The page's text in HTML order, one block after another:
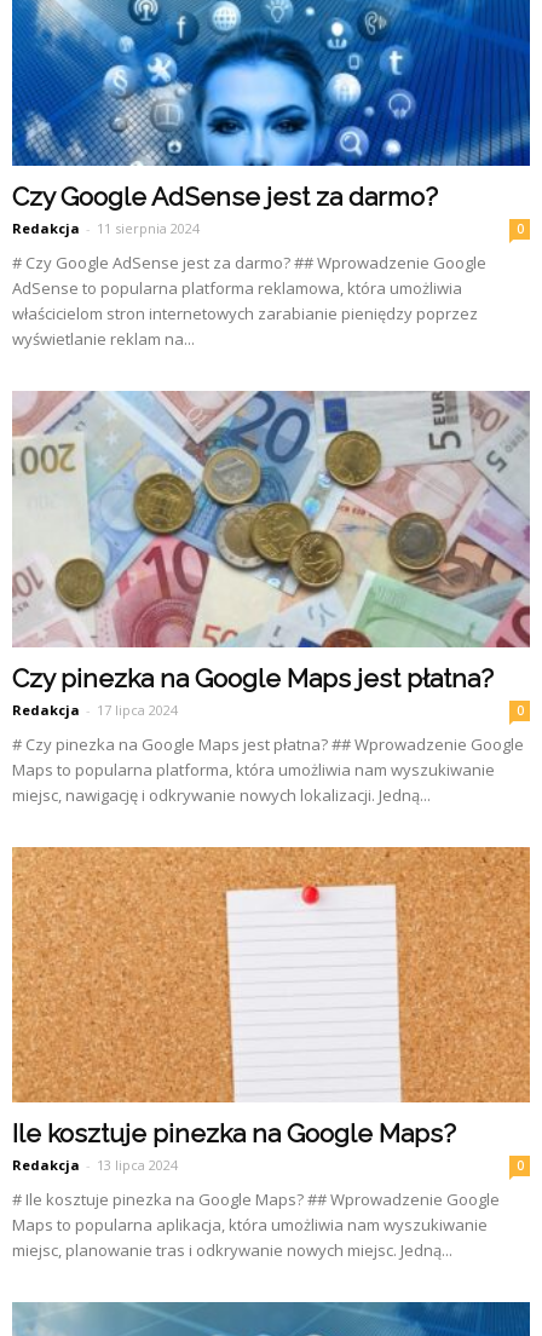
Czy Google AdSense jest za darmo?
Redakcja - 11 sierpnia 2024 0
# Czy Google AdSense jest za darmo? ## Wprowadzenie Google
AdSense to popularna platforma reklamowa, która umożliwia
właścicielom stron internetowych zarabianie pieniędzy poprzez
wyświetlanie reklam na...
Czy pinezka na Google Maps jest płatna?
Redakcja - 17 lipca 2024 0
# Czy pinezka na Google Maps jest płatna? ## Wprowadzenie Google
Maps to popularna platforma, która umożliwia nam wyszukiwanie
miejsc, nawigację i odkrywanie nowych lokalizacji. Jedną...
Ile kosztuje pinezka na Google Maps?
Redakcja - 13 lipca 2024 0
# Ile kosztuje pinezka na Google Maps? ## Wprowadzenie Google
Maps to popularna aplikacja, która umożliwia nam wyszukiwanie
miejsc, planowanie tras i odkrywanie nowych miejsc. Jedną...